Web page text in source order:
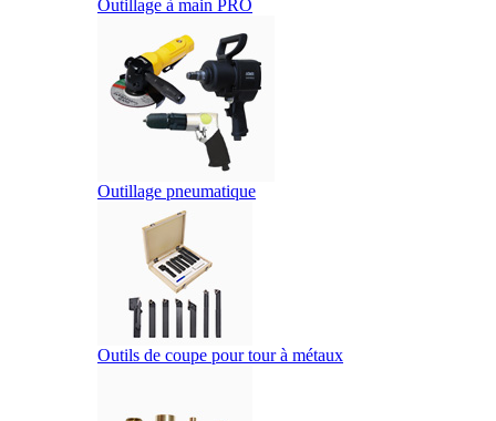
Outillage à main PRO
Outillage pneumatique
Outils de coupe pour tour à métaux